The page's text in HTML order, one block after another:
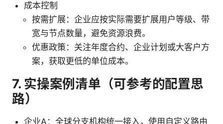
成本控制
按需扩展：企业应按实际需要扩展用户等级、带
宽与节点数量，避免资源浪费。
优惠政策：关注年度合约、企业计划或大客户方
案，获取更低的单位成本。
7. 实操案例清单（可参考的配置思
路）
企业A：全球分支机构统一接入，使用自定义路由